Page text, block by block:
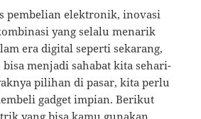
pembelian elektronik, inovasi
yang selalu menarik
era digital seperti sekarang,
menjadi sahabat kita sehari-
pilihan di pasar, kita perlu
gadget impian. Berikut